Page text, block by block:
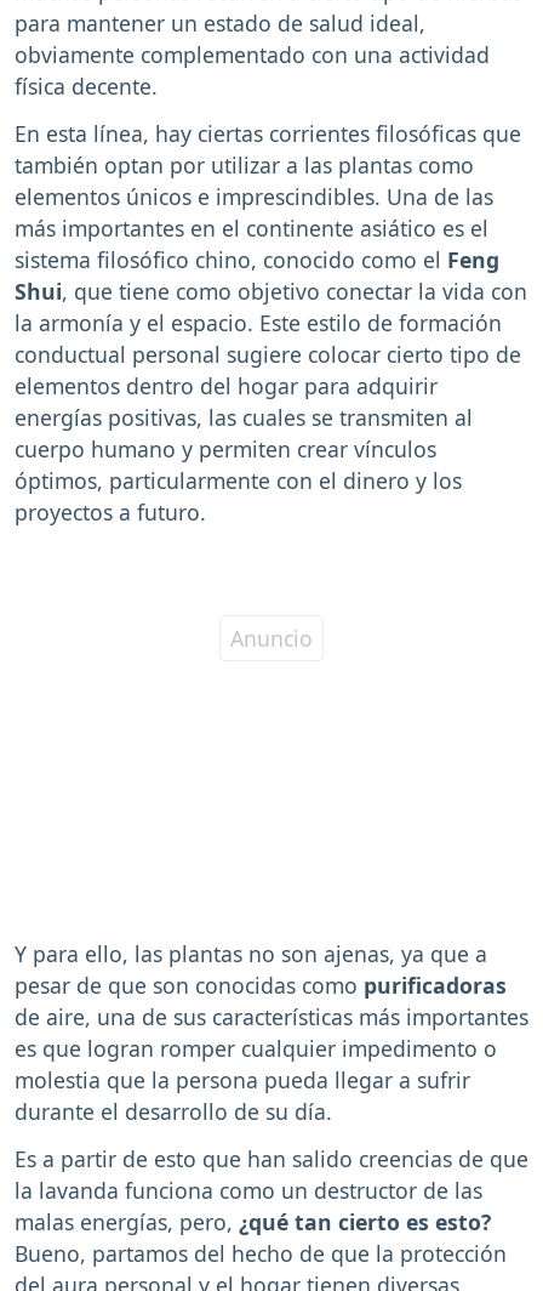
para mantener un estado de salud ideal,
obviamente complementado con una actividad
física decente.
En esta línea, hay ciertas corrientes filosóficas que
también optan por utilizar a las plantas como
elementos únicos e imprescindibles. Una de las
más importantes en el continente asiático es el
sistema filosófico chino, conocido como el Feng
Shui, que tiene como objetivo conectar la vida con
la armonía y el espacio. Este estilo de formación
conductual personal sugiere colocar cierto tipo de
elementos dentro del hogar para adquirir
energías positivas, las cuales se transmiten al
cuerpo humano y permiten crear vínculos
óptimos, particularmente con el dinero y los
proyectos a futuro.
Y para ello, las plantas no son ajenas, ya que a
pesar de que son conocidas como purificadoras
de aire, una de sus características más importantes
es que logran romper cualquier impedimento o
molestia que la persona pueda llegar a sufrir
durante el desarrollo de su día.
Es a partir de esto que han salido creencias de que
la lavanda funciona como un destructor de las
malas energías, pero, ¿qué tan cierto es esto?
Bueno, partamos del hecho de que la protección
del aura personal y el hogar tienen diversas